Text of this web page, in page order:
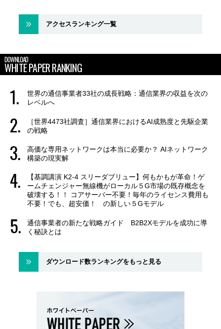
アクセスランキング一覧
DOWNLOAD
WHITE PAPER RANKING
世界の通信事業者33社の成長戦略：通信業界の収益を次の
レベルへ
［世界4473社調査］通信業界におけるAI成熟度と先駆企業
の戦略
高価な専用ネットワークは本当に必要か？ AIネットワーク
構築の現実解
【基調講演 K2-4 スリーダブリュー】何もかもが革命！ゲ
ームチェンジャー無線機がローカル５G市場の既存概念を
破壊する！！ コアサーバー不要！毎年のライセンス費用も
不要！でも、超安価！ の新しい５Gモデル
通信事業者の新たな戦略ガイド B2B2Xモデルを成功に導
く秘訣とは
ダウンロード数ランキングをもっと見る